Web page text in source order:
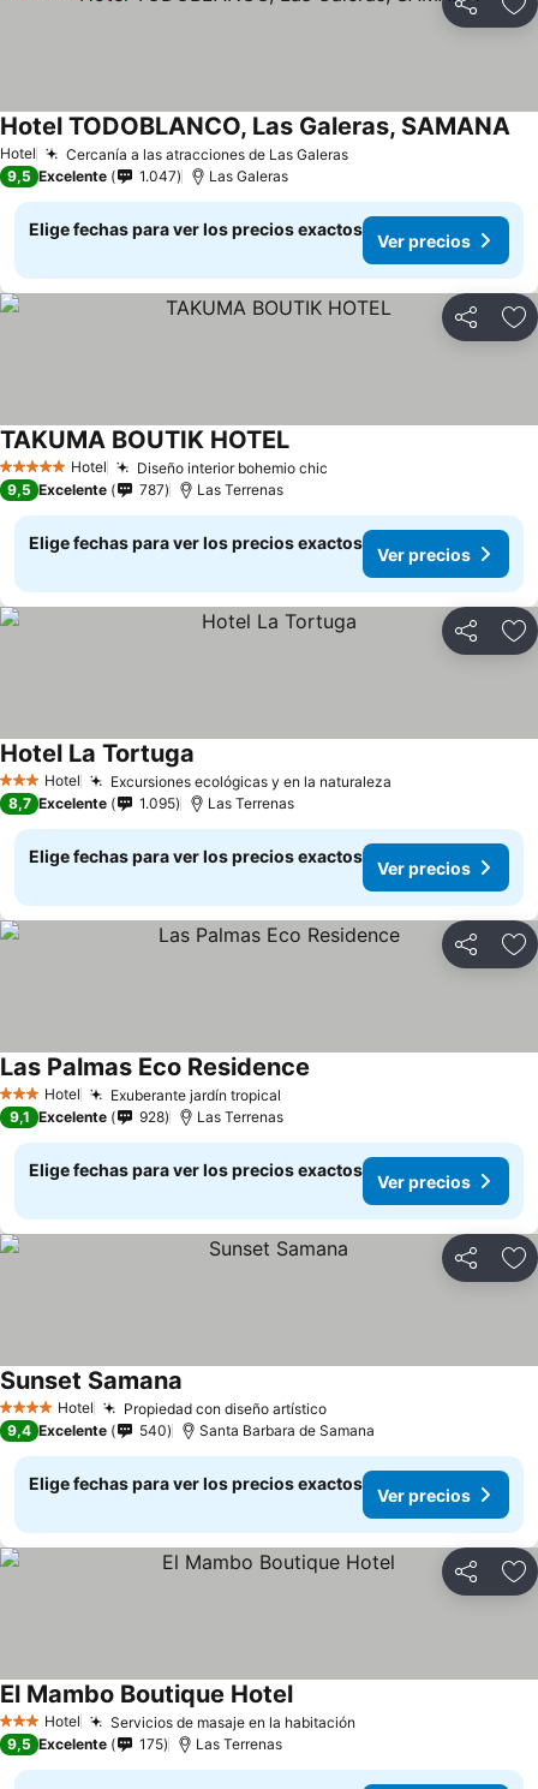
Compartir
Hotel Cercanía a las atracciones de Las GalerasVer precios
Hotel TODOBLANCO, Las Galeras, SAMANA
9,5 Excelente 1.047 Las Galeras
Elige fechas para ver los precios exactos
Ver precios
Compartir
5 Estrellas Hotel Diseño interior bohemio chic
TAKUMA BOUTIK HOTELVer precios
9,5 Excelente 787 Las Terrenas
Elige fechas para ver los precios exactos
Ver precios
Compartir
3 Estrellas
Hotel Excursiones ecológicas y en la naturaleza
Hotel La Tortuga
8,7 Excelente 1.095 Las Terrenas
Elige fechas para ver los precios exactos
Ver precios
Compartir
3 Estrellas
Hotel Exuberante jardín tropical
Las Palmas Eco Residence
9,1 Excelente 928 Las Terrenas
Elige fechas para ver los precios exactos
Ver precios
Compartir
4 EstrellasHotel Propiedad con diseño artísticoVer precios
Sunset Samana
9,4 Excelente 540 Santa Barbara de Samana
Elige fechas para ver los precios exactos
Ver precios
Compartir
3 Estrellas
Hotel Servicios de masaje en la habitación
El Mambo Boutique HotelVer precios
9,5 Excelente 175 Las Terrenas